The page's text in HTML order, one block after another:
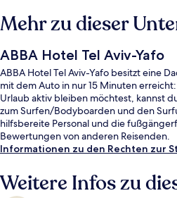
Mehr zu dieser
ABBA Hotel Tel Aviv-Yafo
ABBA Hotel Tel Aviv-Yafo besitzt eine
mit dem Auto in nur 15 Minuten
Urlaub aktiv bleiben möchtest, kannst
zum Surfen/Bodyboarden und den
hilfsbereite Personal und die
Bewertungen von anderen Reisenden.
Informationen zu den Rechten zur
Weitere Infos zu